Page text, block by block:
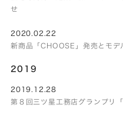
せ
2020.02.22
新商品「CHOOSE」発売とモデ
2019
2019.12.28
第８回三ツ星工務店グランプリ